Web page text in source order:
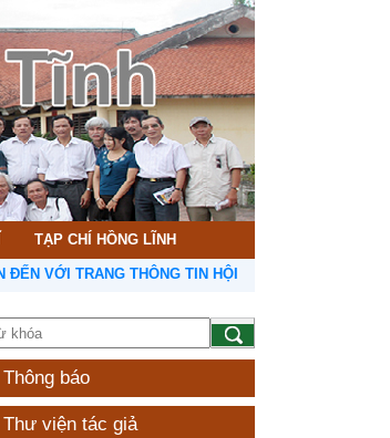
TẠP CHÍ HỒNG LĨNH
TRANG THÔNG TIN HỘI LIÊN HIỆP VĂN HỌC NGHỆ
Thông báo
Thư viện tác giả